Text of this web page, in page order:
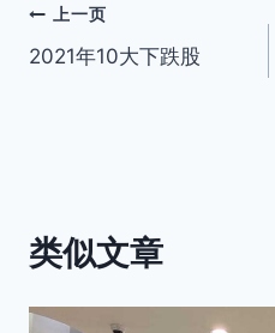
文
章
上一页
2021年10大下跌股
类似文章